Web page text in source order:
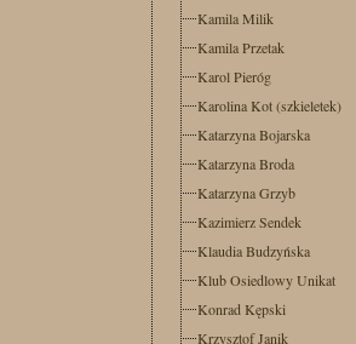
Kamila Milik
Kamila Przetak
Karol Pieróg
Karolina Kot (szkieletek)
Katarzyna Bojarska
Katarzyna Broda
Katarzyna Grzyb
Kazimierz Sendek
Klaudia Budzyńska
Klub Osiedlowy Unikat
Konrad Kępski
Krzysztof Janik